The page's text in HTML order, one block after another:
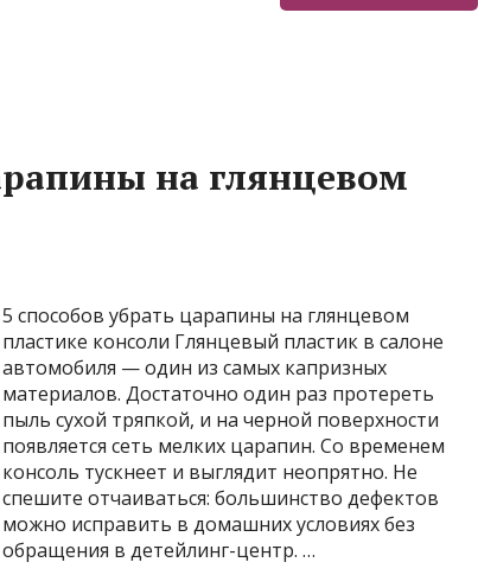
на глянцевом
5 способов убрать царапины на глянцевом
пластике консоли Глянцевый пластик в салоне
автомобиля — один из самых капризных
материалов. Достаточно один раз протереть
пыль сухой тряпкой, и на черной поверхности
появляется сеть мелких царапин. Со временем
консоль тускнеет и выглядит неопрятно. Не
спешите отчаиваться: большинство дефектов
можно исправить в домашних условиях без
обращения в детейлинг-центр. …